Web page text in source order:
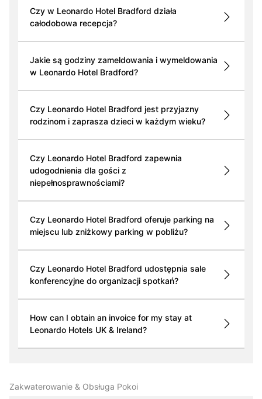
Czy w Leonardo Hotel Bradford działa
całodobowa recepcja?
Jakie są godziny zameldowania i wymeldowania
w Leonardo Hotel Bradford?
Czy Leonardo Hotel Bradford jest przyjazny
rodzinom i zaprasza dzieci w każdym wieku?
Czy Leonardo Hotel Bradford zapewnia
udogodnienia dla gości z
niepełnosprawnościami?
Czy Leonardo Hotel Bradford oferuje parking na
miejscu lub zniżkowy parking w pobliżu?
Czy Leonardo Hotel Bradford udostępnia sale
konferencyjne do organizacji spotkań?
How can I obtain an invoice for my stay at
Leonardo Hotels UK & Ireland?
Zakwaterowanie & Obsługa Pokoi